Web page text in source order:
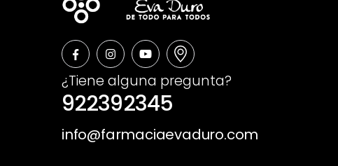
¿Tiene alguna pregunta?
922392345
info@farmaciaevaduro.com